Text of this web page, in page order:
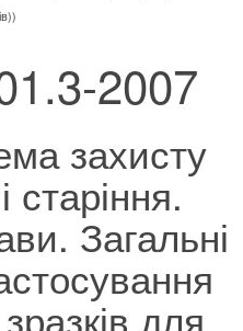
2007
захисту
старіння.
Загальні
для